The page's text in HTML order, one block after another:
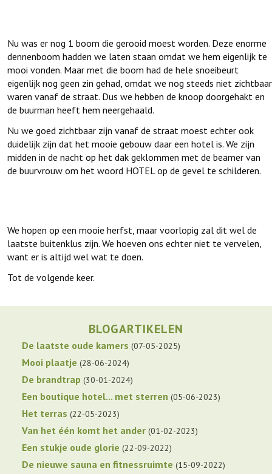
Nu was er nog 1 boom die gerooid moest worden. Deze enorme
dennenboom hadden we laten staan omdat we hem eigenlijk te
mooi vonden. Maar met die boom had de hele snoeibeurt
eigenlijk nog geen zin gehad, omdat we nog steeds niet zichtbaar
waren vanaf de straat. Dus we hebben de knoop doorgehakt en
de buurman heeft hem neergehaald.
Nu we goed zichtbaar zijn vanaf de straat moest echter ook
duidelijk zijn dat het mooie gebouw daar een hotel is. We zijn
midden in de nacht op het dak geklommen met de beamer van
de buurvrouw om het woord HOTEL op de gevel te schilderen.
We hopen op een mooie herfst, maar voorlopig zal dit wel de
laatste buitenklus zijn. We hoeven ons echter niet te vervelen,
want er is altijd wel wat te doen.
Tot de volgende keer.
BLOGARTIKELEN
De laatste oude kamers 07-05-2025
Mooi plaatje 28-06-2024
De brandtrap 30-01-2024
Een boutique hotel... met sterren 05-06-2023
Het terras 22-05-2023
Van het één komt het ander 01-02-2023
Een stukje oude glorie 22-09-2022
De nieuwe sauna en fitnessruimte 15-09-2022